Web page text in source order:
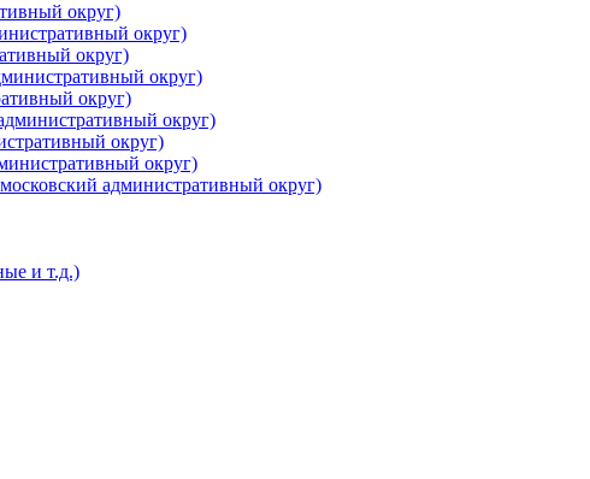
округ)
округ)
округ)
округ)
округ)
округ)
округ)
округ)
административный округ)
и т.д.)